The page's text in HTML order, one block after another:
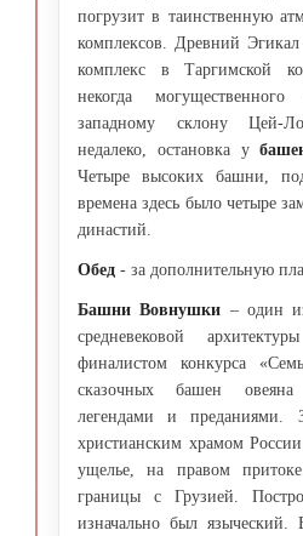
погрузит в таинственную
комплексов. Древний
комплекс в Таргимской
некогда
западному склону Цей-
недалеко, остановка у
Четыре высоких башни,
времена здесь было четыре
династий.
Обед - за дополнительную
Башни Вовнушки – один
средневековой
финалистом конкурса
сказочных башен
легендами и преданиями.
христианским храмом
ущелье, на правом
границы с Грузией.
изначально был